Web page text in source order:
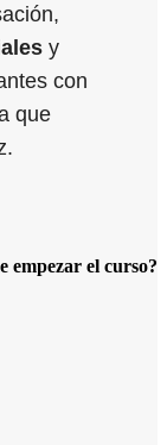
y
con
que
empezar el curso?